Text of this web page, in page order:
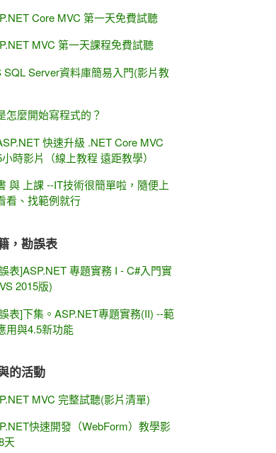
Core MVC 第一天免費試聽
MVC 第一天課程免費試聽
SQL Server資料庫簡易入門(影片教
怎麼開始寫程式的？
快速升級 .NET Core MVC
時影片（線上教程 遠距教學）
與 上課 --IT技術很簡單啦，隨便上
看、找範例就行
，勘誤表
表]ASP.NET 專題實務 I - C#入門實
2015版)
表]下集。ASP.NET專題實務(II) --範
用與4.5新功能
的活動
MVC 完整試聽(影片清單)
快速開發（WebForm）教學影
天